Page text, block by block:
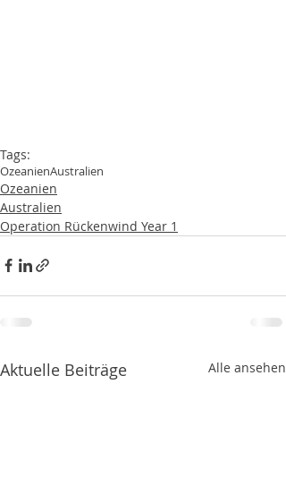
Tags:
OzeanienAustralien
Ozeanien
Australien
Operation Rückenwind Year 1
Aktuelle Beiträge Alle ansehen